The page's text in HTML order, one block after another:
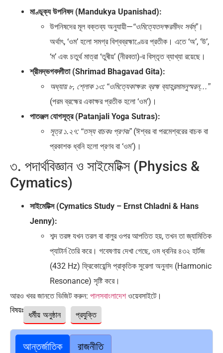
মাণ্ডূক্য উপনিষদ (Mandukya Upanishad):
উপনিষদের মূল বক্তব্য অনুযায়ী—“ওমিত্যেতদক্ষরমীদং সর্বম্”।
অর্থাৎ, ‘ওম’ হলো সমগ্র বিশ্বব্রহ্মাণ্ডের প্রতীক। এতে ‘অ’, ‘উ’,
‘ম’ এবং চতুর্থ মাত্রা ‘তুৰীয়’ (নীরবতা)-র বিস্তৃত ব্যাখ্যা রয়েছে।
শ্রীমদ্ভগবদ্গীতা (Shrimad Bhagavad Gita):
অধ্যায় ৮, শ্লোক ১৩: “ওমিত্যেকাক্ষরং ব্রহ্ম ব্যাহরন্মামনুস্মরন্…”
(পরম ব্রহ্মের একাক্ষর প্রতীক হলো ‘ওম’)।
পাতঞ্জল যোগসূত্র (Patanjali Yoga Sutras):
সূত্র ১.২৭: “তস্য বাচকঃ প্রণবঃ”(ঈশ্বর বা পরমেশ্বরের বাচক বা
প্রকাশক ধ্বনি হলো প্রণব বা ‘ওম’)।
৩. পদার্থবিজ্ঞান ও সাইমেটিক্স (Physics &
Cymatics)
সাইমেটিক্স (Cymatics Study – Ernst Chladni & Hans
Jenny):
শব্দ তরঙ্গ যখন তরল বা বালুর ওপর আপতিত হয়, তখন তা জ্যামিতিক
প্যাটার্ন তৈরি করে। গবেষণায় দেখা গেছে, ওম ধ্বনির ৪৩২ হার্টজ
(432 Hz) ফ্রিকোয়েন্সি প্রাকৃতিক সুরেলা অনুনাদ (Harmonic
Resonance) সৃষ্টি করে।
আরও খবর জানতে ভিজিট করুন: পালসবাংলাদেশওয়েবসাইটে।
বিষয়ঃ ধর্মীয় অনুষ্ঠান প্রযুক্তি
আন্তর্জাতিক রাজনীতি